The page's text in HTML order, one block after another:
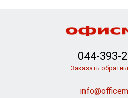
044-393-
Заказать